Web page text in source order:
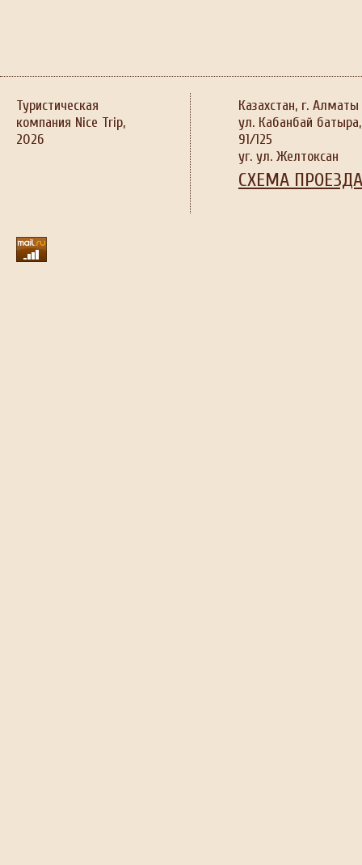
Туристическая
компания Nice Trip,
2026
Казахстан, г. Алматы
ул. Кабанбай батыра,
91/125
уг. ул. Желтоксан
СХЕМА ПРОЕЗДА